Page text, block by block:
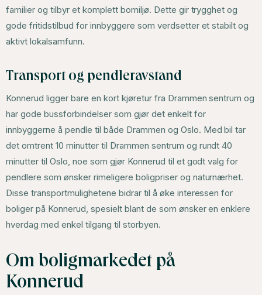
familier og tilbyr et komplett bomiljø. Dette gir trygghet og
gode fritidstilbud for innbyggere som verdsetter et stabilt og
aktivt lokalsamfunn.
Transport og pendleravstand
Konnerud ligger bare en kort kjøretur fra Drammen sentrum og
har gode bussforbindelser som gjør det enkelt for
innbyggerne å pendle til både Drammen og Oslo. Med bil tar
det omtrent 10 minutter til Drammen sentrum og rundt 40
minutter til Oslo, noe som gjør Konnerud til et godt valg for
pendlere som ønsker rimeligere boligpriser og naturnærhet.
Disse transportmulighetene bidrar til å øke interessen for
boliger på Konnerud, spesielt blant de som ønsker en enklere
hverdag med enkel tilgang til storbyen.
Om boligmarkedet på
Konnerud